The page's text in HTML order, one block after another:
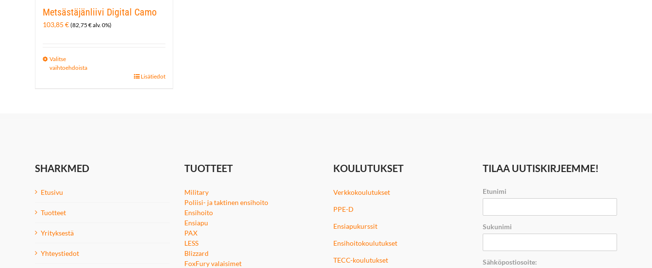
Metsästäjänliivi Digital Camo
103,85 € (82,75 €alv. 0%)
Valitse
vaihtoehdoista
sivulla.
Lisätiedot
SHARKMED
Etusivu
Tuotteet
Yrityksestä
Yhteystiedot
TUOTTEET
Military
Poliisi- ja taktinen ensihoito
Ensihoito
Ensiapu
PAX
LESS
Blizzard
FoxFury valaisimet
KOULUTUKSET
Verkkokoulutukset
PPE-D
Ensiapukurssit
Ensihoitokoulutukset
TECC-koulutukset
TILAA UUTISKIRJEEMME!
Etunimi
Sukunimi
Sähköpostiosoite: